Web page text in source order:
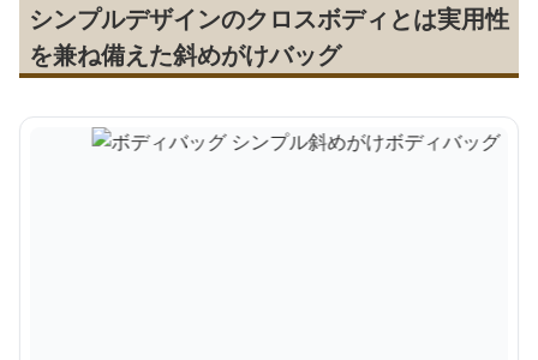
シンプルデザインのクロスボディとは実用性
を兼ね備えた斜めがけバッグ